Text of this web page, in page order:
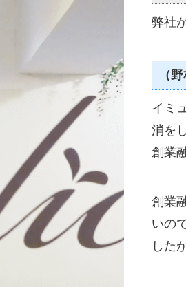
弊社
（
イミ
消を
創業
創業
いの
した